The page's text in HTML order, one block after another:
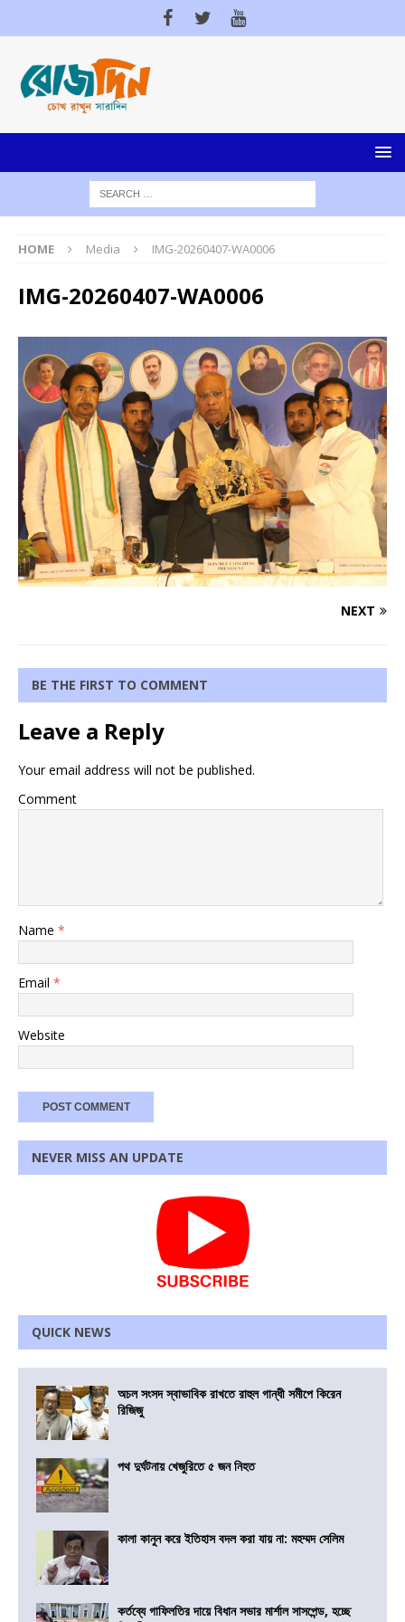
HOME Media IMG-20260407-WA0006
IMG-20260407-WA0006
NEXT
BE THE FIRST TO COMMENT
Leave a Reply
Your email address will not be published.
Comment
Name *
Email *
Website
NEVER MISS AN UPDATE
QUICK NEWS
অচল সংসদ স্বাভাবিক রাখতে রাহুল গান্ধী সমীপে কিরেন
রিজিজু
পথ দুর্ঘটনায় খেজুরিতে ৫ জন নিহত
কালা কানুন করে ইতিহাস বদল করা যায় না: মহম্মদ সেলিম
কর্তব্যে গাফিলতির দায়ে বিধান সভার মার্শাল সাসপেন্ড, হচ্ছে